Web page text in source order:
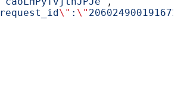
request_id\" : \"